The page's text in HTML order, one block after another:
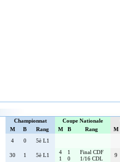
Championnat
Coupe Nationale
M B Rang M B Rang M
4 0 5è L1
30 1 5è L1
4
1
1
0
Final CDF
1/16 CDL
9